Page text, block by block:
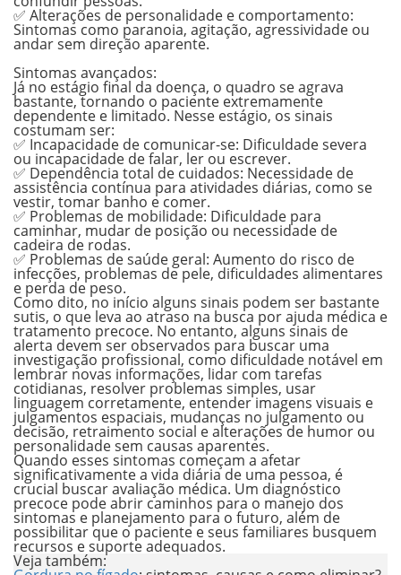
✅ Alterações de personalidade e comportamento:
Sintomas como paranoia, agitação, agressividade ou
andar sem direção aparente.
Sintomas avançados:
Já no estágio final da doença, o quadro se agrava
bastante, tornando o paciente extremamente
dependente e limitado. Nesse estágio, os sinais
costumam ser:
✅ Incapacidade de comunicar-se: Dificuldade severa
ou incapacidade de falar, ler ou escrever.
✅ Dependência total de cuidados: Necessidade de
assistência contínua para atividades diárias, como se
vestir, tomar banho e comer.
✅ Problemas de mobilidade: Dificuldade para
caminhar, mudar de posição ou necessidade de
cadeira de rodas.
✅ Problemas de saúde geral: Aumento do risco de
infecções, problemas de pele, dificuldades alimentares
e perda de peso.
Como dito, no início alguns sinais podem ser bastante
sutis, o que leva ao atraso na busca por ajuda médica e
tratamento precoce. No entanto, alguns sinais de
alerta devem ser observados para buscar uma
investigação profissional, como dificuldade notável em
lembrar novas informações, lidar com tarefas
cotidianas, resolver problemas simples, usar
linguagem corretamente, entender imagens visuais e
julgamentos espaciais, mudanças no julgamento ou
decisão, retraimento social e alterações de humor ou
personalidade sem causas aparentes.
Quando esses sintomas começam a afetar
significativamente a vida diária de uma pessoa, é
crucial buscar avaliação médica. Um diagnóstico
precoce pode abrir caminhos para o manejo dos
sintomas e planejamento para o futuro, além de
possibilitar que o paciente e seus familiares busquem
recursos e suporte adequados.
Veja também: